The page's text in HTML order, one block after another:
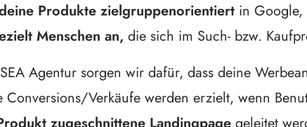
Produkte zielgruppenorientiert in Google,
Menschen an, die sich im Such- bzw.
Agentur sorgen wir dafür, dass deine
Verkäufe werden erzielt, wenn